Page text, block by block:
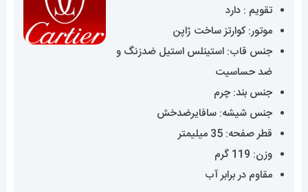
تقویم : دارد
موتور: کوارتز ساخت ژاپن
جنس قاب: استینلس استیل ضدزنگ و
ضد حساسیت
جنس بند: چرم
جنس شیشه: سافایرضدخش
قطر صفحه: 35 میلیمتر
وزن: 119 گرم
مقاوم در برابر آب